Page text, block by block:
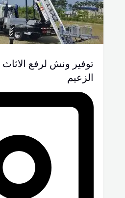
توفير ونش لرفع
الزعيم